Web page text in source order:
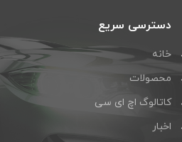
دسترسی سریع
خانه
محصولات
کاتالوگ اچ ای سی
اخبار